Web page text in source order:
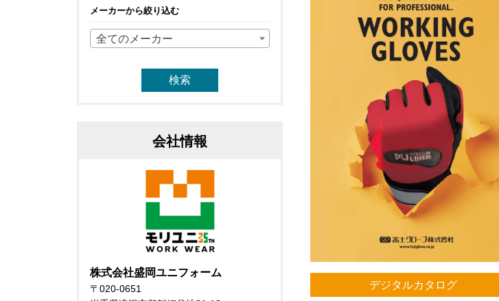
デジタルカタログ
メーカーから絞り込む
全てのメーカー
会社情報
株式会社盛岡ユニフォーム
〒020-0651